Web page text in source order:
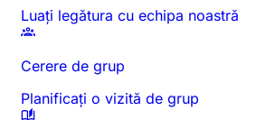
Luați legătura cu echipa noastră
Cerere de grup
Planificați o vizită de grup